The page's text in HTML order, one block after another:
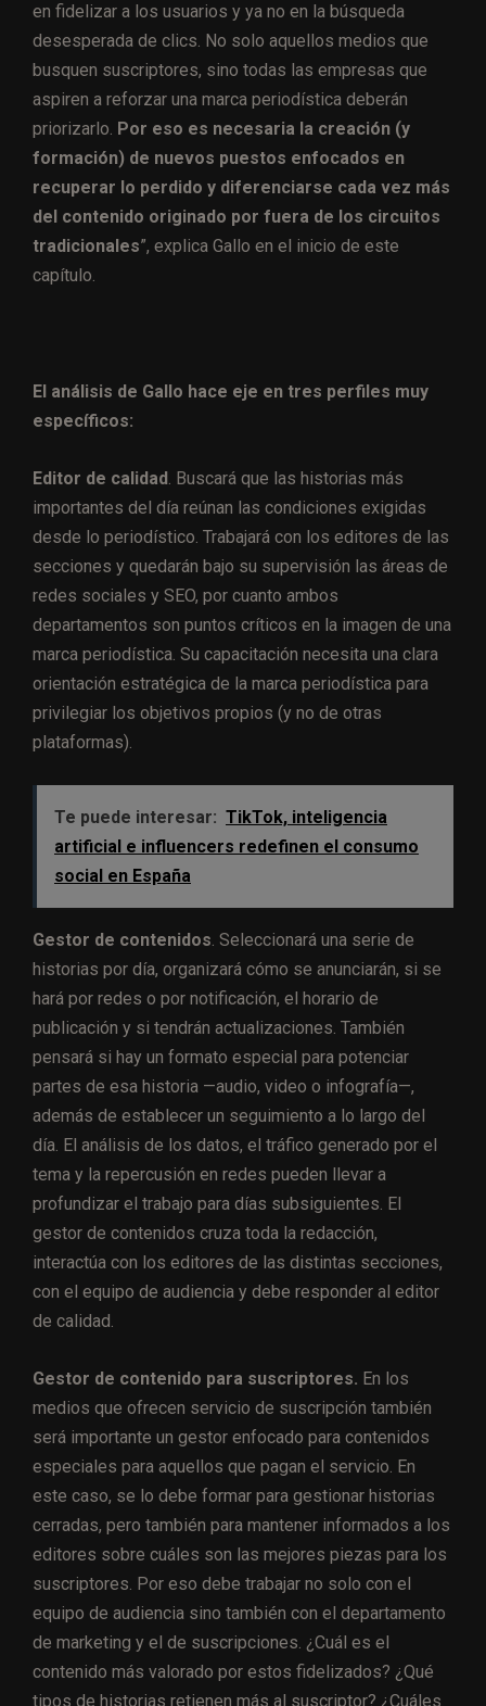
en fidelizar a los usuarios y ya no en la búsqueda
desesperada de clics. No solo aquellos medios que
busquen suscriptores, sino todas las empresas que
aspiren a reforzar una marca periodística deberán
priorizarlo. Por eso es necesaria la creación (y
formación) de nuevos puestos enfocados en
recuperar lo perdido y diferenciarse cada vez más
del contenido originado por fuera de los circuitos
tradicionales”, explica Gallo en el inicio de este
capítulo.
El análisis de Gallo hace eje en tres perfiles muy
específicos:
Editor de calidad . Buscará que las historias más
importantes del día reúnan las condiciones exigidas
desde lo periodístico. Trabajará con los editores de las
secciones y quedarán bajo su supervisión las áreas de
redes sociales y SEO, por cuanto ambos
departamentos son puntos críticos en la imagen de una
marca periodística. Su capacitación necesita una clara
orientación estratégica de la marca periodística para
privilegiar los objetivos propios (y no de otras
plataformas).
Te puede interesar: TikTok, inteligencia
artificial e influencers redefinen el consumo
social en España
Gestor de contenidos. Seleccionará una serie de
historias por día, organizará cómo se anunciarán, si se
hará por redes o por notificación, el horario de
publicación y si tendrán actualizaciones. También
pensará si hay un formato especial para potenciar
partes de esa historia —audio, video o infografía—,
además de establecer un seguimiento a lo largo del
día. El análisis de los datos, el tráfico generado por el
tema y la repercusión en redes pueden llevar a
profundizar el trabajo para días subsiguientes. El
gestor de contenidos cruza toda la redacción,
interactúa con los editores de las distintas secciones,
con el equipo de audiencia y debe responder al editor
de calidad.
Gestor de contenido para suscriptores. En los
medios que ofrecen servicio de suscripción también
será importante un gestor enfocado para contenidos
especiales para aquellos que pagan el servicio. En
este caso, se lo debe formar para gestionar historias
cerradas, pero también para mantener informados a los
editores sobre cuáles son las mejores piezas para los
suscriptores. Por eso debe trabajar no solo con el
equipo de audiencia sino también con el departamento
de marketing y el de suscripciones. ¿Cuál es el
contenido más valorado por estos fidelizados? ¿Qué
tipos de historias retienen más al suscriptor? ¿Cuáles